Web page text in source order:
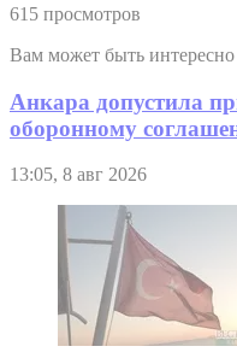
615 просмотров
Вам может быть интересно
Анкара допустила
оборонному
13:05, 8 авг 2026